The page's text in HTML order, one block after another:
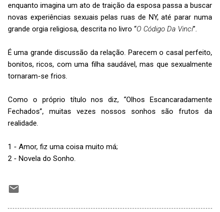
enquanto imagina um ato de traição da esposa passa a buscar
novas experiências sexuais pelas ruas de NY, até parar numa
grande orgia religiosa, descrita no livro “O Código Da Vinci”.
É uma grande discussão da relação. Parecem o casal perfeito,
bonitos, ricos, com uma filha saudável, mas que sexualmente
tornaram-se frios.
Como o próprio título nos diz, “Olhos Escancaradamente
Fechados”, muitas vezes nossos sonhos são frutos da
realidade.
1 - Amor, fiz uma coisa muito má;
2 - Novela do Sonho.